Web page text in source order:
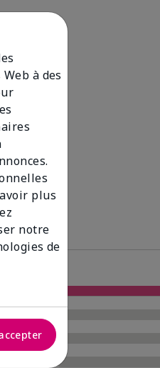
3 Étoiles
à des
plus
notre
de